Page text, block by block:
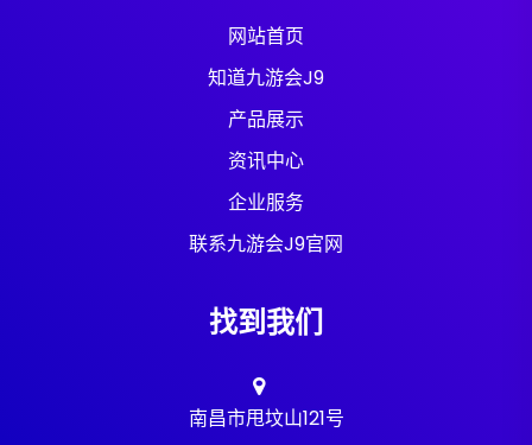
网站首页
知道九游会J9
产品展示
资讯中心
企业服务
联系九游会J9官网
找到我们
南昌市甩坟山121号